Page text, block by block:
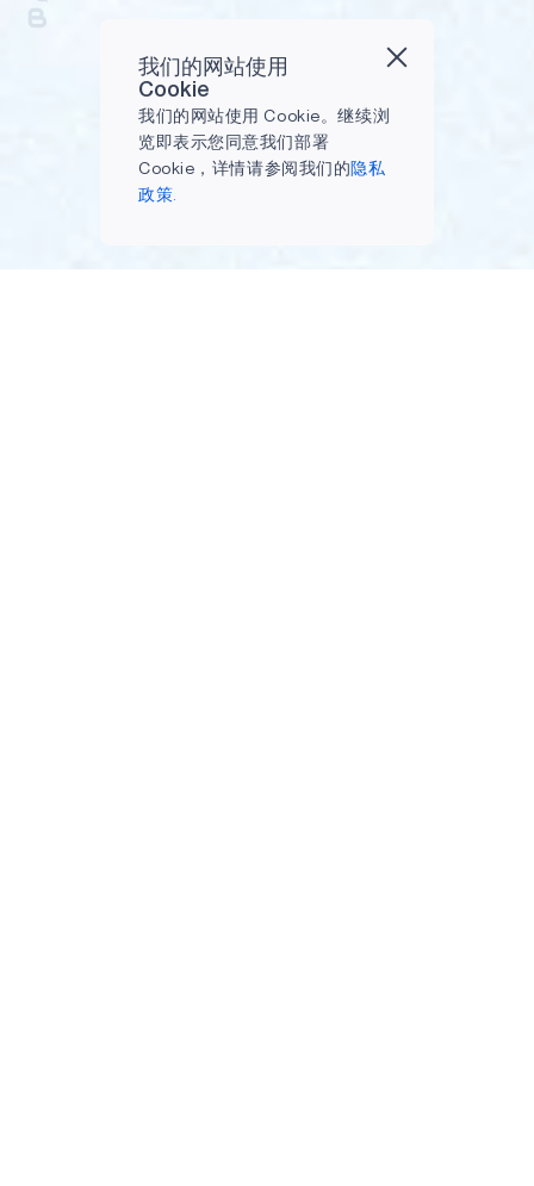
我们的网站使用
Cookie
我们的网站使用 Cookie。继续浏
览即表示您同意我们部署
Cookie，详情请参阅我们的隐私
政策.